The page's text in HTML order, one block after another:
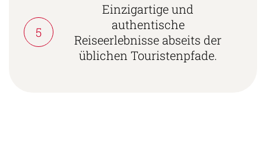
5
Einzigartige und
authentische
Reiseerlebnisse abseits der
üblichen Touristenpfade.